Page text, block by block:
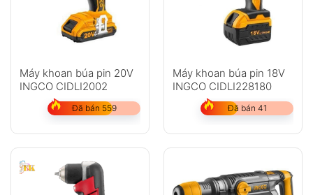
Máy khoan búa pin 20V
INGCO CIDLI2002
Đã bán 559
Máy khoan búa pin 18V
INGCO CIDLI228180
Đã bán 41